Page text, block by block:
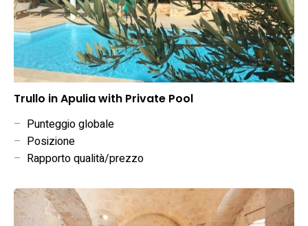
Trullo in Apulia with Private Pool
– Punteggio globale
– Posizione
– Rapporto qualità/prezzo